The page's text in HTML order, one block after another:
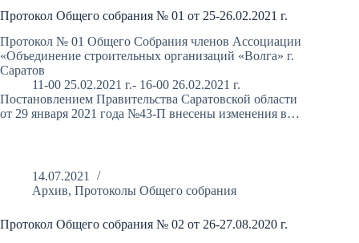
Протокол Общего собрания № 01 от 25-26.02.2021 г.
Протокол № 01 Общего Собрания членов Ассоциации
«Объединение строительных организаций «Волга» г.
Саратов
11-00 25.02.2021 г.- 16-00 26.02.2021 г.
Постановлением Правительства Саратовской области
от 29 января 2021 года №43-П внесены изменения в…
14.07.2021
Архив, Протоколы Общего собрания
Протокол Общего собрания № 02 от 26-27.08.2020 г.